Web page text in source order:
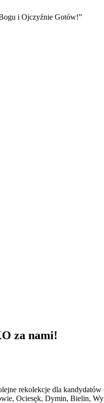
i Ojczyźnie Gotów!”
za nami!
rekolekcje dla
Ociesęk, Dymin, Bielin,